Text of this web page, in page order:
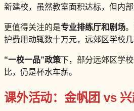
新建校，虽然教室面积达标，但内
更值得关注的是专业排练厅和剧场
护费用动辄数十万元，远郊区学校
“一校一品”政策下，部分远郊区学
比，仍是杯水车薪。
课外活动：金帆团 vs 兴